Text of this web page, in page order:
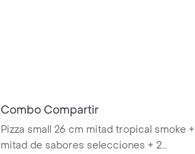
Combo Compartir
Pizza small 26 cm mitad tropical smoke +
mitad de sabores selecciones + 2